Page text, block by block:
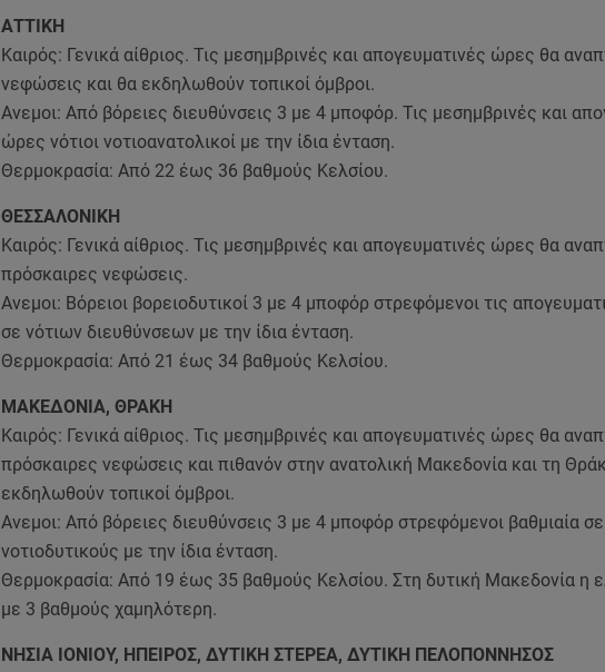
ΑΤΤΙΚΗ
Καιρός: Γενικά αίθριος. Τις μεσημβρινές και απογευματινές ώρες θα
νεφώσεις και θα εκδηλωθούν τοπικοί όμβροι.
Ανεμοι: Από βόρειες διευθύνσεις 3 με 4 μποφόρ. Τις μεσημβρινές και
ώρες νότιοι νοτιοανατολικοί με την ίδια ένταση.
Θερμοκρασία: Από 22 έως 36 βαθμούς Κελσίου.
ΘΕΣΣΑΛΟΝΙΚΗ
Καιρός: Γενικά αίθριος. Τις μεσημβρινές και απογευματινές ώρες θα
πρόσκαιρες νεφώσεις.
Ανεμοι: Βόρειοι βορειοδυτικοί 3 με 4 μποφόρ στρεφόμενοι τις
σε νότιων διευθύνσεων με την ίδια ένταση.
Θερμοκρασία: Από 21 έως 34 βαθμούς Κελσίου.
ΜΑΚΕΔΟΝΙΑ, ΘΡΑΚΗ
Καιρός: Γενικά αίθριος. Τις μεσημβρινές και απογευματινές ώρες θα
πρόσκαιρες νεφώσεις και πιθανόν στην ανατολική Μακεδονία και τη
εκδηλωθούν τοπικοί όμβροι.
Ανεμοι: Από βόρειες διευθύνσεις 3 με 4 μποφόρ στρεφόμενοι βαθμιαία
νοτιοδυτικούς με την ίδια ένταση.
Θερμοκρασία: Από 19 έως 35 βαθμούς Κελσίου. Στη δυτική Μακεδονία η
με 3 βαθμούς χαμηλότερη.
ΝΗΣΙΑ ΙΟΝΙΟΥ, ΗΠΕΙΡΟΣ, ΔΥΤΙΚΗ ΣΤΕΡΕΑ, ΔΥΤΙΚΗ ΠΕΛΟΠΟΝΝΗΣΟΣ